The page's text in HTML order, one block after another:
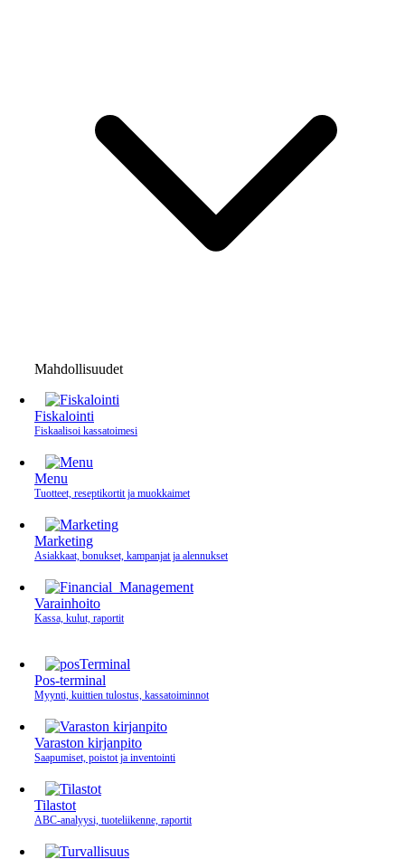
Mahdollisuudet
Fiskalointi
Fiskaalisoi kassatoimesi
Menu
Tuotteet, reseptikortit ja muokkaimet
Marketing
Asiakkaat, bonukset, kampanjat ja alennukset
Varainhoito
Kassa, kulut, raportit
Pos-terminal
Myynti, kuittien tulostus, kassatoiminnot
Varaston kirjanpito
Saapumiset, poistot ja inventointi
Tilastot
ABC-analyysi, tuoteliikenne, raportit